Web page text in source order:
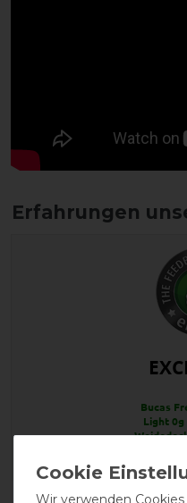
Bucas
Light
Wir verwenden